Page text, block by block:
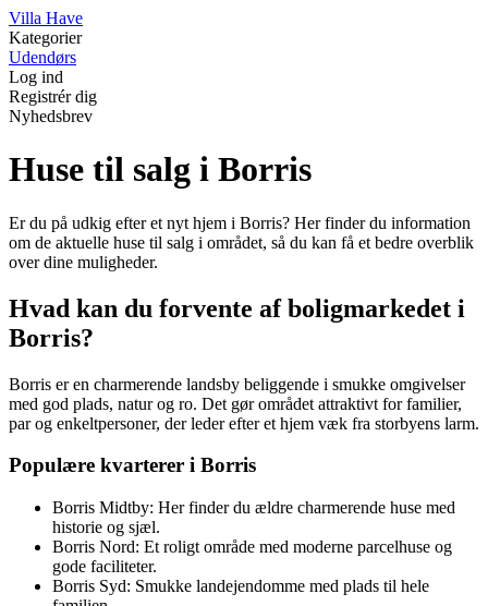
Villa Have
Kategorier
Udendørs
Log ind
Registrér dig
Nyhedsbrev
Huse til salg i Borris
Er du på udkig efter et nyt hjem i Borris? Her finder du information
om de aktuelle huse til salg i området, så du kan få et bedre overblik
over dine muligheder.
Hvad kan du forvente af boligmarkedet i
Borris?
Borris er en charmerende landsby beliggende i smukke omgivelser
med god plads, natur og ro. Det gør området attraktivt for familier,
par og enkeltpersoner, der leder efter et hjem væk fra storbyens larm.
Populære kvarterer i Borris
Borris Midtby: Her finder du ældre charmerende huse med
historie og sjæl.
Borris Nord: Et roligt område med moderne parcelhuse og
gode faciliteter.
Borris Syd: Smukke landejendomme med plads til hele